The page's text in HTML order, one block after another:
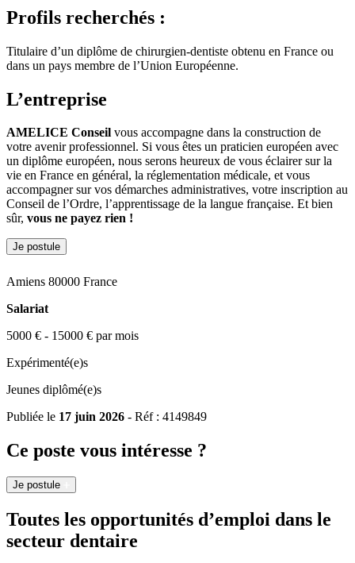
Profils recherchés :
Titulaire d’un diplôme de chirurgien-dentiste obtenu en France ou
dans un pays membre de l’Union Européenne.
L’entreprise
AMELICE Conseil vous accompagne dans la construction de
votre avenir professionnel. Si vous êtes un praticien européen avec
un diplôme européen, nous serons heureux de vous éclairer sur la
vie en France en général, la réglementation médicale, et vous
accompagner sur vos démarches administratives, votre inscription au
Conseil de l’Ordre, l’apprentissage de la langue française. Et bien
sûr, vous ne payez rien !
Je postule
Amiens 80000 France
Salariat
5000 € - 15000 € par mois
Expérimenté(e)s
Jeunes diplômé(e)s
Publiée le 17 juin 2026 - Réf : 4149849
Ce poste vous intéresse ?
Je postule
Toutes les opportunités d’emploi dans le
secteur dentaire